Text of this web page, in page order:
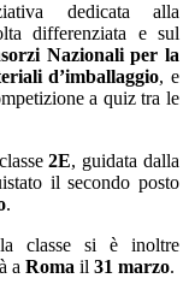
dedicata alla
differenziata e sul
Nazionali per la
d’imballaggio, e
a quiz tra le
2E, guidata dalla
il secondo posto
.
la classe si è inoltre
a Roma il 31 marzo.